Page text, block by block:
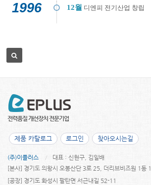
1996 12월 디엔피 전기산업 창립
제품 카탈로그 로그인 찾아오시는길
(주)이플러스
대표 : 신현구, 김일배
[본사] 경기도 의왕시 오봉산단 3로 25, 더리브비즈원 1동
[공장] 경기도 화성시 팔탄면 서근내길 52-11